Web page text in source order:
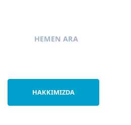
HEMEN ARA
HAKKIMIZDA